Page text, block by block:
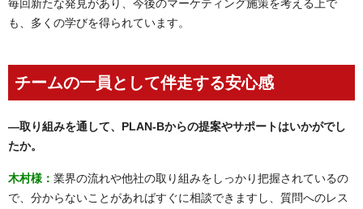
毎回新たな発見があり、今後のマーケティング施策を考える上で
も、多くの学びを得られています。
チームの一員として伴走する安心感
―取り組みを通して、PLAN-Bからの提案やサポートはいかがでし
たか。
木村様： 業界の流れや他社の取り組みをしっかり把握されているの
で、分からないことがあればすぐに相談できますし、質問へのレス